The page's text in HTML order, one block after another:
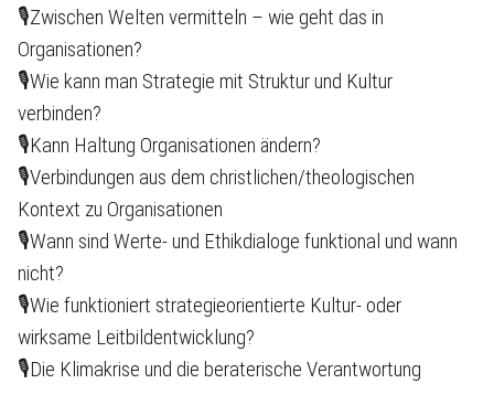
🎙Zwischen Welten vermitteln – wie geht das in
Organisationen?
🎙Wie kann man Strategie mit Struktur und Kultur
verbinden?
🎙Kann Haltung Organisationen ändern?
🎙Verbindungen aus dem christlichen/theologischen
Kontext zu Organisationen
🎙Wann sind Werte- und Ethikdialoge funktional und wann
nicht?
🎙Wie funktioniert strategieorientierte Kultur- oder
wirksame Leitbildentwicklung?
🎙Die Klimakrise und die beraterische Verantwortung